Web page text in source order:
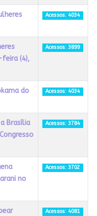
Acessos: 4034
feira (4),
Acessos: 3899
do
Acessos: 4034
Brasília
Acessos: 3784
no
Acessos: 3702
Acessos: 4081